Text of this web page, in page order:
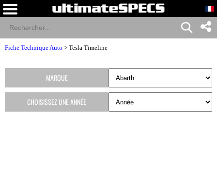
Fiche Technique Auto > Tesla Timeline
MARQUE
CHOISISSEZ UNE ANNÉE